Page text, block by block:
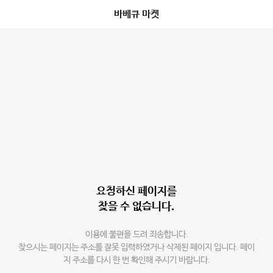
바베큐 마켓
요청하신 페이지를
찾을 수 없습니다.
이용에 불편을 드려 죄송합니다.
찾으시는 페이지는 주소를 잘못 입력하였거나 삭제된 페이지 입니다. 페이
지 주소를 다시 한 번 확인해 주시기 바랍니다.